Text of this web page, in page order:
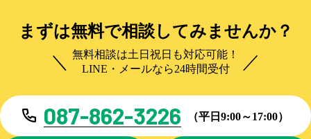
まずは無料で相談してみませんか？
無料相談は土日祝日も対応可能！
LINE・メールなら24時間受付
087-862-3226 （平日9:00～17:00）